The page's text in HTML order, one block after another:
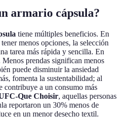
armario cápsula?
tiene múltiples beneficios. En
menos opciones, la selección
tarea más rápida y sencilla. En
Menos prendas significan menos
puede disminuir la ansiedad
fomenta la sustentabilidad; al
contribuye a un consumo más
Que Choisir, aquellas personas
reportaron un 30% menos de
en un menor desecho textil.